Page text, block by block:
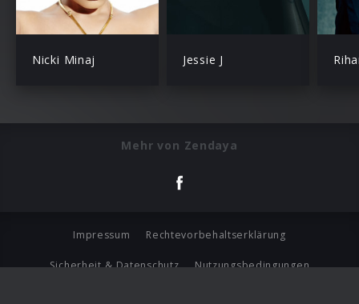
Nicki Minaj Jessie J
Mehr von Zendaya
Impressum Rechtevorbehaltserklärung
Sicherheit & Datenschutz Nutzungsbedingungen